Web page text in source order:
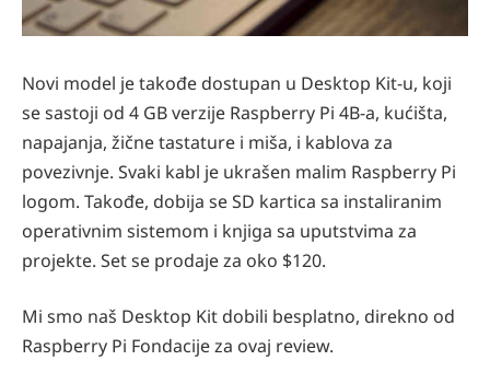
Novi model je takođe dostupan u Desktop Kit-u, koji
se sastoji od 4 GB verzije Raspberry Pi 4B-a, kućišta,
napajanja, žične tastature i miša, i kablova za
povezivnje. Svaki kabl je ukrašen malim Raspberry Pi
logom. Takođe, dobija se SD kartica sa instaliranim
operativnim sistemom i knjiga sa uputstvima za
projekte. Set se prodaje za oko $120.
Mi smo naš Desktop Kit dobili besplatno, direkno od
Raspberry Pi Fondacije za ovaj review.